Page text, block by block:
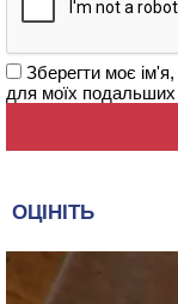
Зберегти моє
для моїх подальших